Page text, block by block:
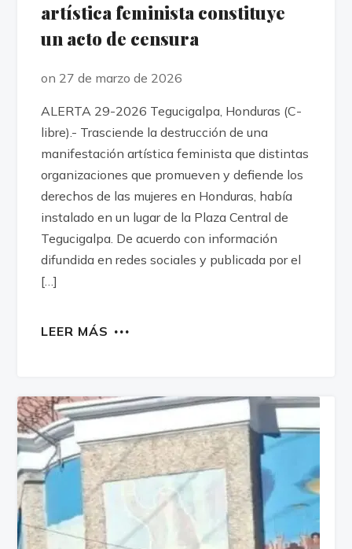
artística feminista constituye
un acto de censura
on 27 de marzo de 2026
ALERTA 29-2026 Tegucigalpa, Honduras (C-
libre).- Trasciende la destrucción de una
manifestación artística feminista que distintas
organizaciones que promueven y defiende los
derechos de las mujeres en Honduras, había
instalado en un lugar de la Plaza Central de
Tegucigalpa. De acuerdo con información
difundida en redes sociales y publicada por el
[…]
LEER MÁS